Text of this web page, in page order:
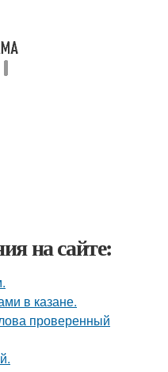
на сайте:
в казане.
проверенный